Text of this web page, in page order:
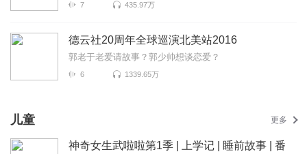
7 435.97万
德云社20周年全球巡演北美站2016
郭老于老爱请故事？郭少帅想谈恋爱？
6 1339.65万
儿童 更多
神奇女生武啦啦第1季 | 上学记 | 睡前故事 | 番